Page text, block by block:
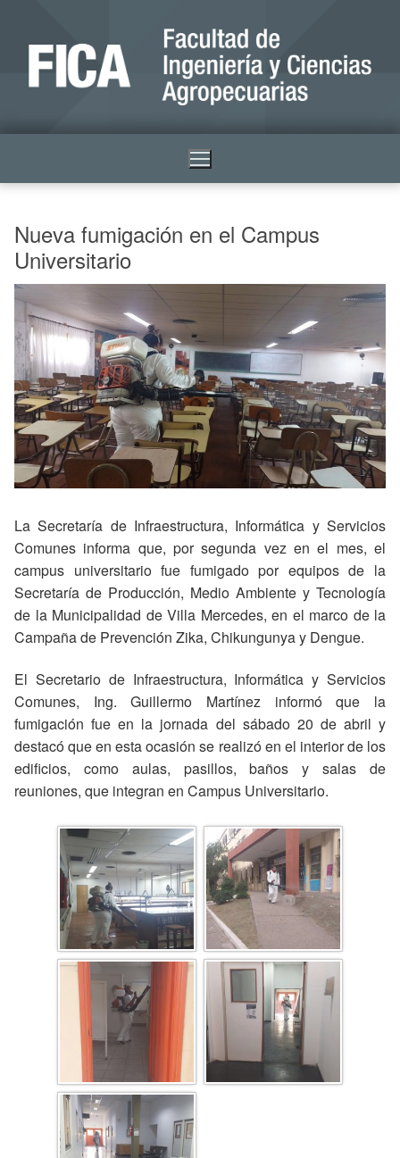
Nueva fumigación en el Campus
Universitario
La Secretaría de Infraestructura, Informática y Servicios
Comunes informa que, por segunda vez en el mes, el
campus universitario fue fumigado por equipos de la
Secretaría de Producción, Medio Ambiente y Tecnología
de la Municipalidad de Villa Mercedes, en el marco de la
Campaña de Prevención Zika, Chikungunya y Dengue.
El Secretario de Infraestructura, Informática y Servicios
Comunes, Ing. Guillermo Martínez informó que la
fumigación fue en la jornada del sábado 20 de abril y
destacó que en esta ocasión se realizó en el interior de los
edificios, como aulas, pasillos, baños y salas de
reuniones, que integran en Campus Universitario.